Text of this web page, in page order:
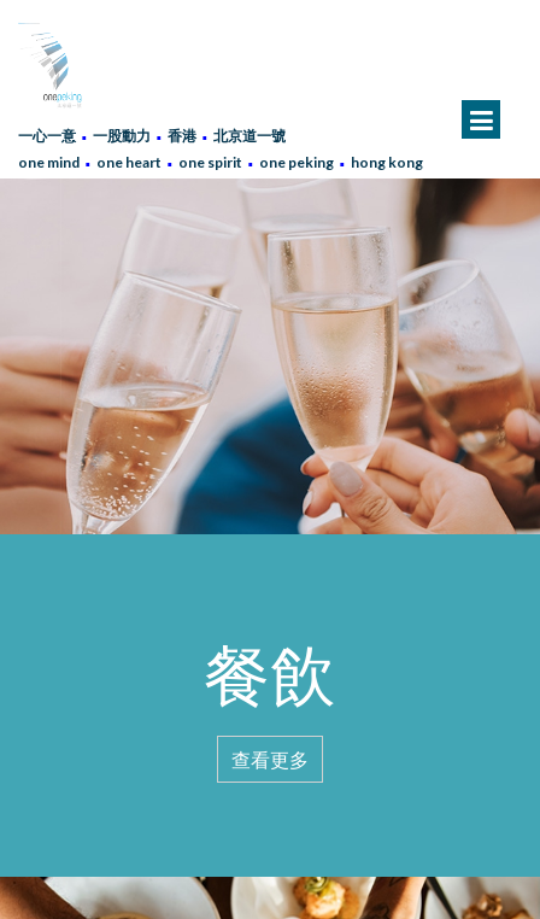
一心一意 ∙ 一股動力 ∙ 香港 ∙ 北京道一號
one mind ∙ one heart ∙ one spirit ∙ one peking ∙ hong kong
餐飲
查看更多